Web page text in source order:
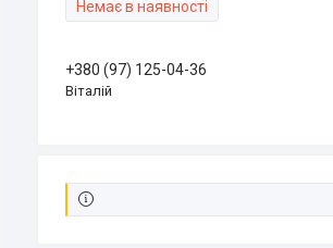
Немає в наявності
+380 (97) 125-04-36
Віталій